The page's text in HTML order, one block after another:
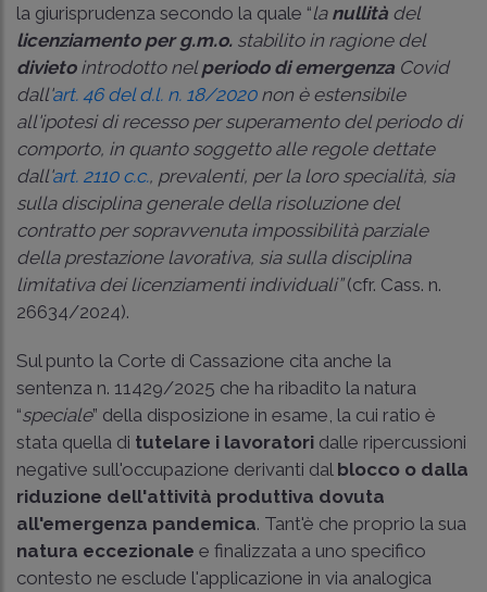
la giurisprudenza secondo la quale “la nullità del
licenziamento per g.m.o. stabilito in ragione del
divietointrodotto nelperiodo di emergenza Covid
dall'art. 46 del d.l. n. 18/2020non è estensibile
all'ipotesi di recesso per superamento del periodo di
comporto, in quanto soggetto alle regole dettate
dall'art. 2110 c.c., prevalenti, per la loro specialità, sia
sulla disciplina generale della risoluzione del
contratto per sopravvenuta impossibilità parziale
della prestazione lavorativa, sia sulla disciplina
limitativa dei licenziamenti individuali”(cfr. Cass. n.
26634/2024).
Sul punto la Corte di Cassazione cita anche la
sentenza n. 11429/2025 che ha ribadito la natura
“speciale” della disposizione in esame, la cui ratio è
stata quella di tutelare i lavoratori dalle ripercussioni
negative sull'occupazione derivanti dal blocco o dalla
riduzione dell'attività produttiva dovuta
all'emergenza pandemica. Tant'è che proprio la sua
natura eccezionale e finalizzata a uno specifico
contesto ne esclude l'applicazione in via analogica